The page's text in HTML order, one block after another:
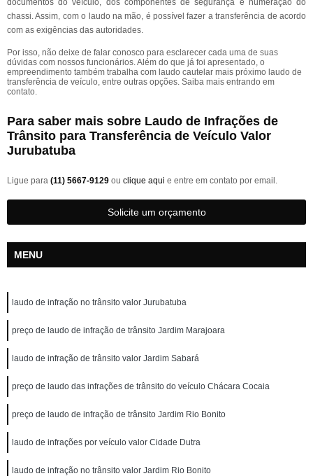
documentos do veículo, dos componentes de segurança e numeração do
chassi. Assim, com o laudo na mão, é possível fazer a transferência de acordo
com as exigências das autoridades.
Por isso, não deixe de falar conosco para esclarecer cada uma de suas
dúvidas com nossos funcionários. Além do que já foi apresentado, o
empreendimento também trabalha com laudo cautelar mais próximo laudo de
transferência de veículo, entre outras opções. Saiba mais entrando em
contato.
Para saber mais sobre Laudo de Infrações de
Trânsito para Transferência de Veículo Valor
Jurubatuba
Ligue para (11) 5667-9129 ou clique aqui e entre em contato por email.
Solicite um orçamento
MENU
laudo de infração no trânsito valor Jurubatuba
preço de laudo de infração de trânsito Jardim Marajoara
laudo de infração de trânsito valor Jardim Sabará
preço de laudo das infrações de trânsito do veículo Chácara Cocaia
preço de laudo de infração de trânsito Jardim Rio Bonito
laudo de infrações por veículo valor Cidade Dutra
laudo de infração no trânsito valor Jardim Rio Bonito